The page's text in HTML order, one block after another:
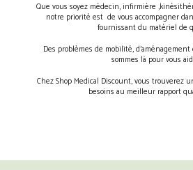
Que vous soyez médecin, infirmière
notre priorité est de vous accompagner
fournissant du matériel de
Des problèmes de mobilité,
sommes là pour vous
Chez Shop Medical Discount, vous trouverez
besoins au meilleur rapport